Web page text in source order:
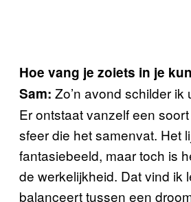
Hoe vang je zoiets in je
Sam: Zo’n avond schilder ik
Er ontstaat vanzelf een
sfeer die het samenvat. Het
fantasiebeeld, maar toch is
de werkelijkheid. Dat vind ik
balanceert tussen een